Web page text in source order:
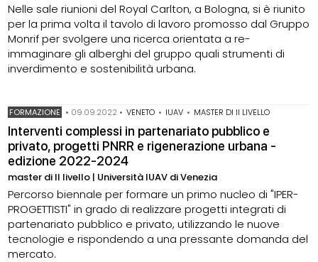
Nelle sale riunioni del Royal Carlton, a Bologna, si è riunito
per la prima volta il tavolo di lavoro promosso dal Gruppo
Monrif per svolgere una ricerca orientata a re-
immaginare gli alberghi del gruppo quali strumenti di
inverdimento e sostenibilità urbana.
FORMAZIONE • 09.09.2022 • VENETO • IUAV • MASTER DI II LIVELLO
Interventi complessi in partenariato pubblico e
privato, progetti PNRR e rigenerazione urbana -
edizione 2022-2024
master di II livello | Università IUAV di Venezia
Percorso biennale per formare un primo nucleo di "IPER-
PROGETTISTI" in grado di realizzare progetti integrati di
partenariato pubblico e privato, utilizzando le nuove
tecnologie e rispondendo a una pressante domanda del
mercato.